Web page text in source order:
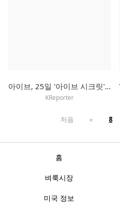
아이브, 25일 '아이브 시크릿'으로 컴백…타이틀곡은 'XOXZ'
KReporter
처음 « 8
홈
벼룩시장
미국 정보